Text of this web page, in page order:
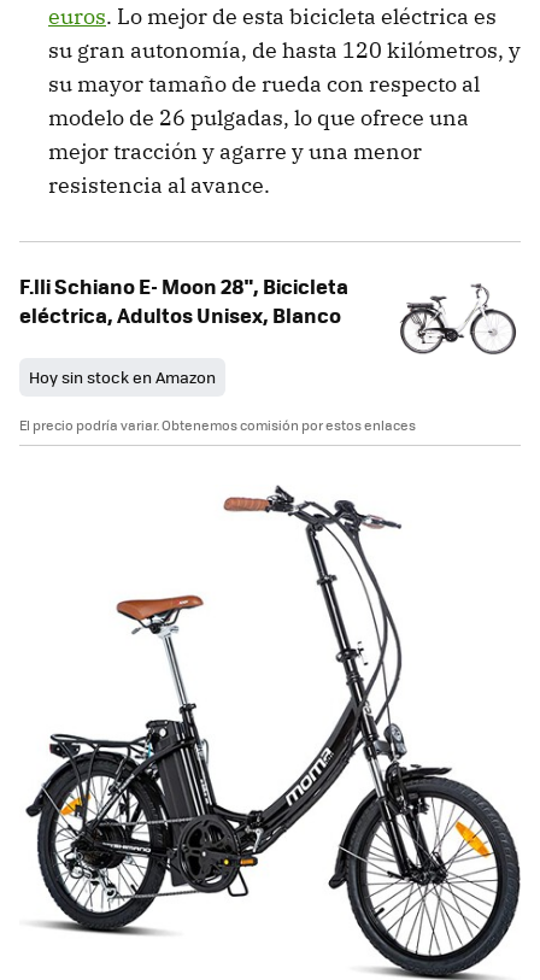
euros. Lo mejor de esta bicicleta eléctrica es
su gran autonomía, de hasta 120 kilómetros, y
su mayor tamaño de rueda con respecto al
modelo de 26 pulgadas, lo que ofrece una
mejor tracción y agarre y una menor
resistencia al avance.
F.lli Schiano E- Moon 28", Bicicleta
eléctrica, Adultos Unisex, Blanco
Hoy sin stock en Amazon
El precio podría variar. Obtenemos comisión por estos enlaces